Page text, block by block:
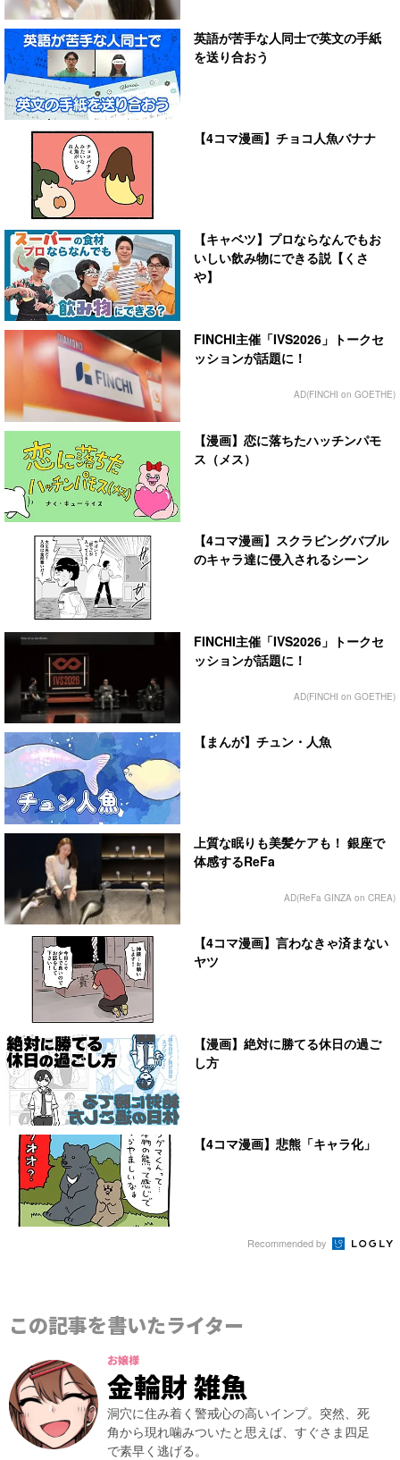
英語が苦手な人同士で英文の手紙
を送り合おう
【4コマ漫画】チョコ人魚バナナ
【キャベツ】プロならなんでもお
いしい飲み物にできる説【くさ
や】
FINCHI主催「IVS2026」トークセ
ッションが話題に！
AD(FINCHI on GOETHE)
【漫画】恋に落ちたハッチンパモ
ス（メス）
【4コマ漫画】スクラビングバブル
のキャラ達に侵入されるシーン
FINCHI主催「IVS2026」トークセ
ッションが話題に！
AD(FINCHI on GOETHE)
【まんが】チュン・人魚
上質な眠りも美髪ケアも！ 銀座で
体感するReFa
AD(ReFa GINZA on CREA)
【4コマ漫画】言わなきゃ済まない
ヤツ
【漫画】絶対に勝てる休日の過ご
し方
【4コマ漫画】悲熊「キャラ化」
Recommended by
この記事を書いたライター
お嬢様
金輪財 雑魚
洞穴に住み着く警戒心の高いインプ。突然、死
角から現れ噛みついたと思えば、すぐさま四足
で素早く逃げる。